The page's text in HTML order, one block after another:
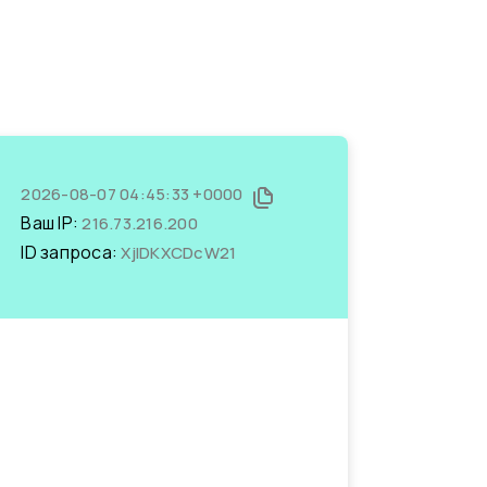
2026-08-07 04:45:33 +0000
Ваш IP:216.73.216.200
ID запроса:XjIDKXCDcW21